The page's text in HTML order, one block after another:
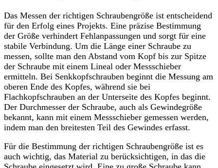
Das Messen der richtigen Schraubengröße ist entscheidend
für den Erfolg eines Projekts. Eine präzise Bestimmung
der Größe verhindert Fehlanpassungen und sorgt für eine
stabile Verbindung. Um die Länge einer Schraube zu
messen, sollte man den Abstand vom Kopf bis zur Spitze
der Schraube mit einem Lineal oder Messschieber
ermitteln. Bei Senkkopfschrauben beginnt die Messung am
oberen Ende des Kopfes, während sie bei
Flachkopfschrauben an der Unterseite des Kopfes beginnt.
Der Durchmesser der Schraube, auch als Gewindegröße
bekannt, kann mit einem Messschieber gemessen werden,
indem man den breitesten Teil des Gewindes erfasst.
Für die Bestimmung der richtigen Schraubengröße ist es
auch wichtig, das Material zu berücksichtigen, in das die